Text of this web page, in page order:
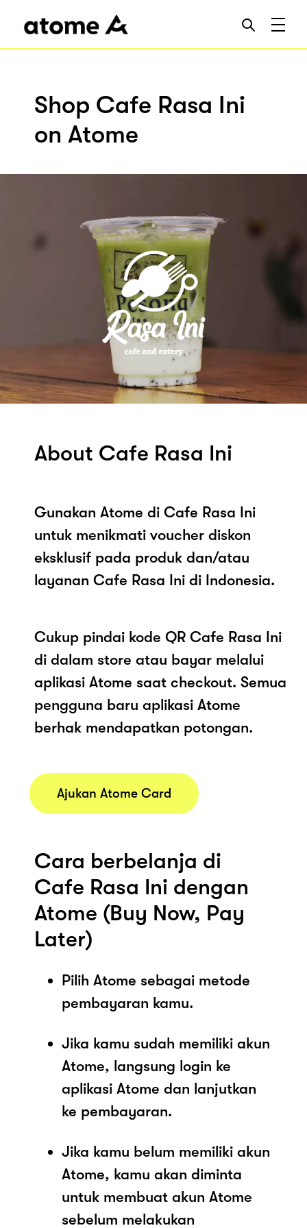
Shop Cafe Rasa Ini
on Atome
About Cafe Rasa Ini
Gunakan Atome di Cafe Rasa Ini
untuk menikmati voucher diskon
eksklusif pada produk dan/atau
layanan Cafe Rasa Ini di Indonesia.
Cukup pindai kode QR Cafe Rasa Ini
di dalam store atau bayar melalui
aplikasi Atome saat checkout. Semua
pengguna baru aplikasi Atome
berhak mendapatkan potongan.
Ajukan Atome Card
Cara berbelanja di
Cafe Rasa Ini dengan
Atome (Buy Now, Pay
Later)
Pilih Atome sebagai metode
pembayaran kamu.
Jika kamu sudah memiliki akun
Atome, langsung login ke
aplikasi Atome dan lanjutkan
ke pembayaran.
Jika kamu belum memiliki akun
Atome, kamu akan diminta
untuk membuat akun Atome
sebelum melakukan